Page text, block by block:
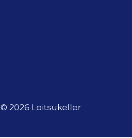
© 2026 Loitsukeller